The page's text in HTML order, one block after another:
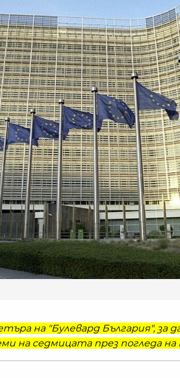
на "Булевард България", за
на седмицата през погледа на